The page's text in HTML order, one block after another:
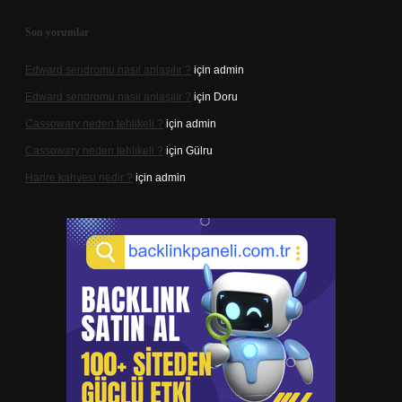
Son yorumlar
Edward sendromu nasıl anlaşılır ? için admin
Edward sendromu nasıl anlaşılır ? için Doru
Cassowary neden tehlikeli ? için admin
Cassowary neden tehlikeli ? için Gülru
Harire kahvesi nedir ? için admin